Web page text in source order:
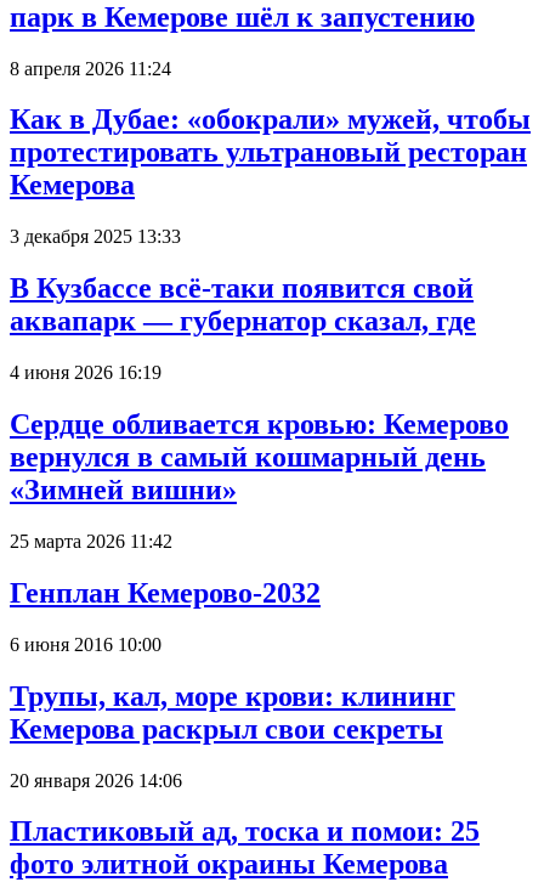
парк в Кемерове шёл к запустению
8 апреля 2026 11:24
Как в Дубае: «обокрали» мужей, чтобы
протестировать ультрановый ресторан
Кемерова
3 декабря 2025 13:33
В Кузбассе всё-таки появится свой
аквапарк — губернатор сказал, где
4 июня 2026 16:19
Сердце обливается кровью: Кемерово
вернулся в самый кошмарный день
«Зимней вишни»
25 марта 2026 11:42
Генплан Кемерово-2032
6 июня 2016 10:00
Трупы, кал, море крови: клининг
Кемерова раскрыл свои секреты
20 января 2026 14:06
Пластиковый ад, тоска и помои: 25
фото элитной окраины Кемерова